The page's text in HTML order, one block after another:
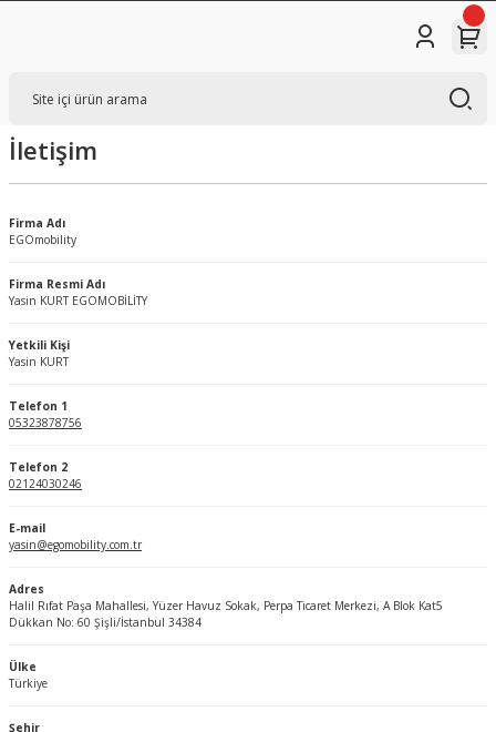
İletişim
Firma Adı
EGOmobility
Firma Resmi Adı
Yasin KURT EGOMOBİLİTY
Yetkili Kişi
Yasin KURT
Telefon 1
05323878756
Telefon 2
02124030246
E-mail
yasin@egomobility.com.tr
Adres
Halil Rıfat Paşa Mahallesi, Yüzer Havuz Sokak, Perpa Ticaret Merkezi, A Blok Kat5
Dükkan No: 60 Şişli/İstanbul 34384
Ülke
Türkiye
Şehir